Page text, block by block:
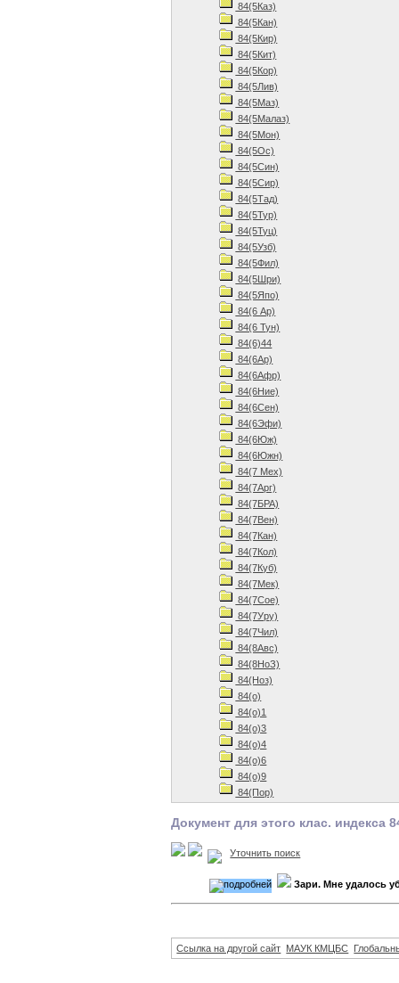
84(5Каз)
84(5Кан)
84(5Кир)
84(5Кит)
84(5Кор)
84(5Лив)
84(5Маз)
84(5Малаз)
84(5Мон)
84(5Ос)
84(5Син)
84(5Сир)
84(5Тад)
84(5Тур)
84(5Туц)
84(5Узб)
84(5Фил)
84(5Шри)
84(5Япо)
84(6 Ар)
84(6 Тун)
84(6)44
84(6Ар)
84(6Афр)
84(6Ние)
84(6Сен)
84(6Эфи)
84(6Юж)
84(6Южн)
84(7 Мех)
84(7Арг)
84(7БРА)
84(7Вен)
84(7Кан)
84(7Кол)
84(7Куб)
84(7Мек)
84(7Сое)
84(7Уру)
84(7Чил)
84(8Авс)
84(8НоЗ)
84(Ноз)
84(о)
84(о)1
84(о)3
84(о)4
84(о)6
84(о)9
84(Пор)
Документ для этого клас. индекса
Уточнить поиск
Зари. Мне удалось
Ссылка на другой сайт МАУК КМЦБС